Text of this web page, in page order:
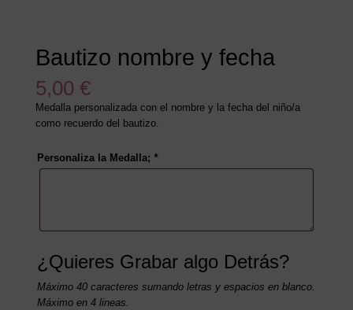
Bautizo nombre y fecha
5,00 €
Medalla personalizada con el nombre y la fecha del niño/a
como recuerdo del bautizo.
Personaliza la Medalla; *
¿Quieres Grabar algo Detrás?
Máximo 40 caracteres sumando letras y espacios en blanco.
Máximo en 4 lineas.